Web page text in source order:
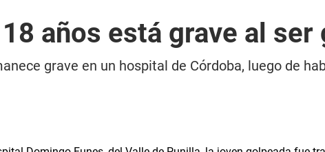
años está grave al
grave en un hospital de Córdoba, luego de